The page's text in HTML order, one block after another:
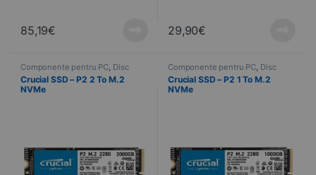
85,19€ 29,90€
Componente pentru PC Disc
NVMe ,Informatică
Crucial SSD – P2 2 To M.2
NVMe
Componente pentru PC Disc
NVMe ,Informatică
Crucial SSD – P2 1 To M.2
NVMe